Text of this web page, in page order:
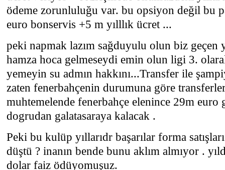
ödeme zorunluluğu var. bu opsiyon değil bu
euro bonservis +5 m yılllık ücret ...
peki napmak lazım sağduyulu olun biz geçen
hamza hoca gelmeseydi emin olun ligi 3.
yemeyin su admın hakkını...Transfer ile
zaten fenerbahçenin durumuna göre
muhtemelende fenerbahçe elenince 29m euro
dogrudan galatasaraya kalacak .
Peki bu kulüp yıllarıdr başarılar forma
düştü ? inanın bende bunu aklım almıyor .
dolar faiz ödüyomuşuz.